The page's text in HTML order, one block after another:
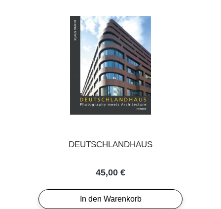
DEUTSCHLANDHAUS
Regulärer Preis:
45,00 €
In den Warenkorb